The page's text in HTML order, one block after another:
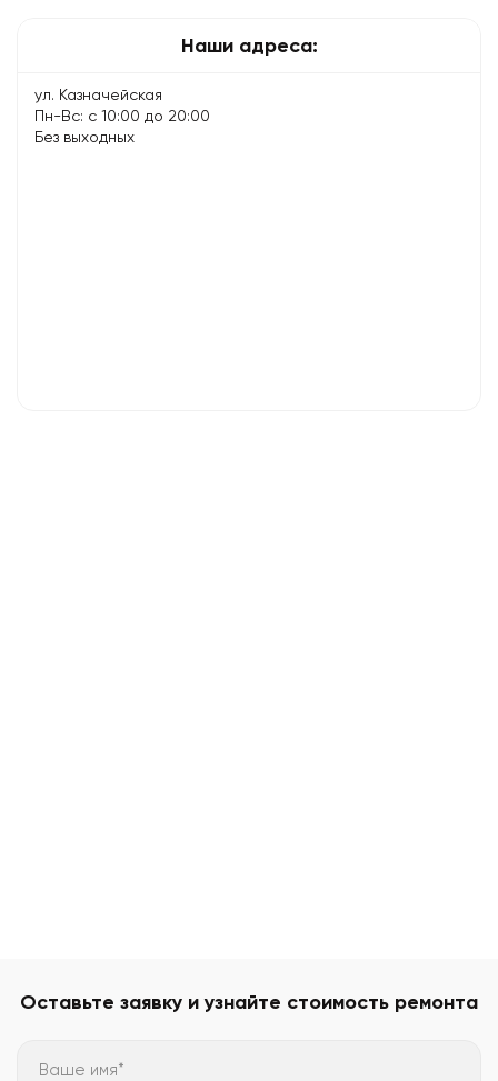
Наши адреса:
ул. Казначейская
Пн-Вс: с 10:00 до 20:00
Без выходных
Оставьте заявку и узнайте стоимость ремонта
Ваше имя*